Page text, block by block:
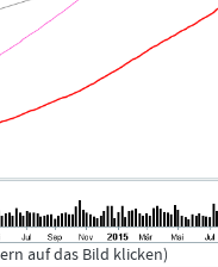
auf das Bild klicken)